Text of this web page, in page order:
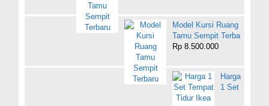
Model Kursi Ruang
Tamu Sempit Terba
Rp 8.500.000
Harga
1 Set